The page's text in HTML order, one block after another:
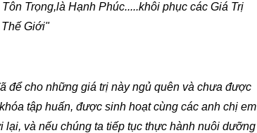
Trọng,là Hạnh Phúc.....khôi phục các Giá Trị
Giới"
để cho những giá trị này ngủ quên và chưa được
tập huấn, được sinh hoạt cùng các anh chị em
và nếu chúng ta tiếp tục thực hành nuôi dưỡng